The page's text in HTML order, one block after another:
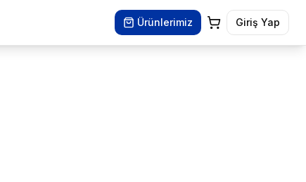
Ürünlerimiz Giriş Yap